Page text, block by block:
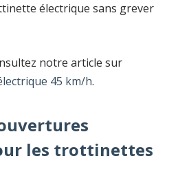
électrique sans grever
notre article sur
45 km/h.
les trottinettes